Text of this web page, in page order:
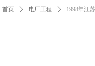
首页 ꄲ 电厂工程 ꄲ 1998年江